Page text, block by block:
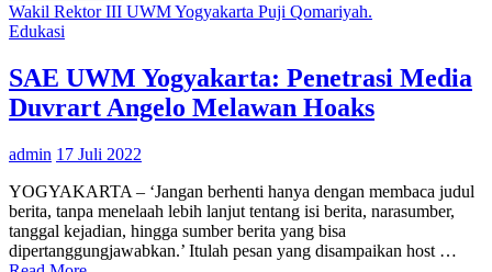
Orang
Anak
Mulai
Bersekolah
Wakil Rektor III UWM Yogyakarta Puji Qomariyah.
Edukasi
SAE UWM Yogyakarta: Penetrasi Media
Duvrart Angelo Melawan Hoaks
admin 17 Juli 2022
YOGYAKARTA – ‘Jangan berhenti hanya dengan membaca judul
berita, tanpa menelaah lebih lanjut tentang isi berita, narasumber,
tanggal kejadian, hingga sumber berita yang bisa
dipertanggungjawabkan.’ Itulah pesan yang disampaikan host …